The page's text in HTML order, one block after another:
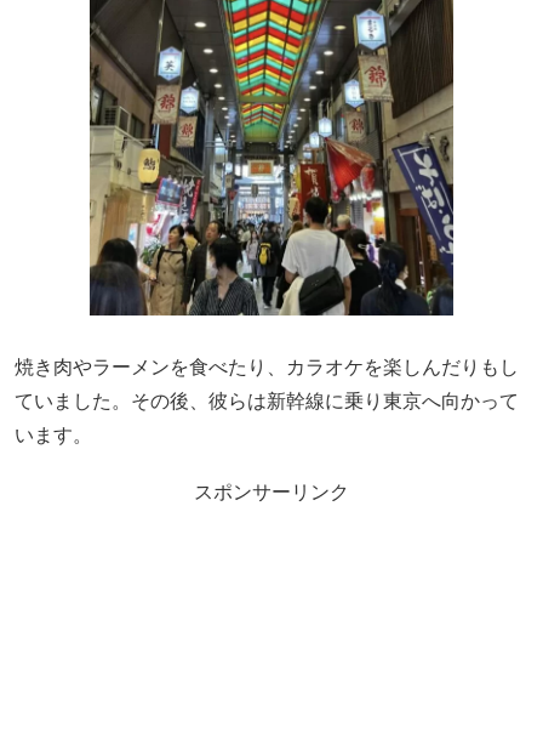
焼き肉やラーメンを食べたり、カラオケを楽しんだりもし
ていました。その後、彼らは新幹線に乗り東京へ向かって
います。
スポンサーリンク